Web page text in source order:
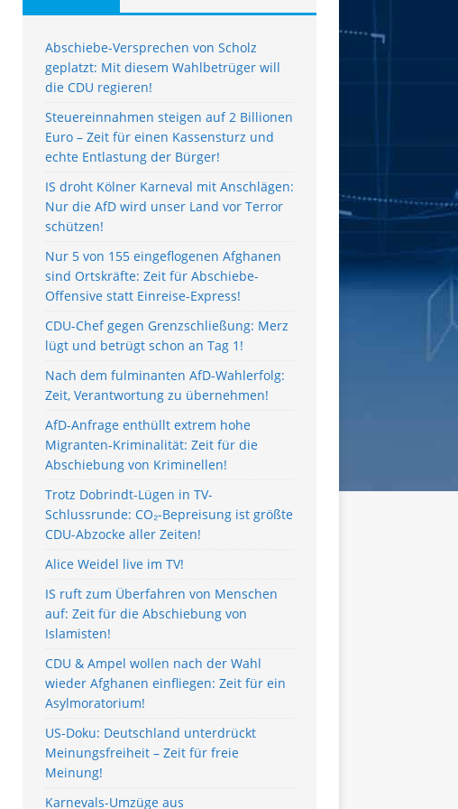
Abschiebe-Versprechen von Scholz
geplatzt: Mit diesem Wahlbetrüger will
die CDU regieren!
Steuereinnahmen steigen auf 2 Billionen
Euro – Zeit für einen Kassensturz und
echte Entlastung der Bürger!
IS droht Kölner Karneval mit Anschlägen:
Nur die AfD wird unser Land vor Terror
schützen!
Nur 5 von 155 eingeflogenen Afghanen
sind Ortskräfte: Zeit für Abschiebe-
Offensive statt Einreise-Express!
CDU-Chef gegen Grenzschließung: Merz
lügt und betrügt schon an Tag 1!
Nach dem fulminanten AfD-Wahlerfolg:
Zeit, Verantwortung zu übernehmen!
AfD-Anfrage enthüllt extrem hohe
Migranten-Kriminalität: Zeit für die
Abschiebung von Kriminellen!
Trotz Dobrindt-Lügen in TV-
Schlussrunde: CO₂-Bepreisung ist größte
CDU-Abzocke aller Zeiten!
Alice Weidel live im TV!
IS ruft zum Überfahren von Menschen
auf: Zeit für die Abschiebung von
Islamisten!
CDU & Ampel wollen nach der Wahl
wieder Afghanen einfliegen: Zeit für ein
Asylmoratorium!
US-Doku: Deutschland unterdrückt
Meinungsfreiheit – Zeit für freie
Meinung!
Karnevals-Umzüge aus